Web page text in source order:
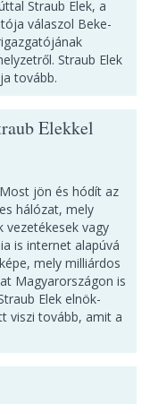
Straub Elek, a
válaszol Beke-
Straub Elek
tovább.
Elekkel
jön és hódít az
hálózat, mely
vezetékesek vagy
is internet alapúvá
mely milliárdos
Magyarországon is
Elek elnök-
viszi tovább, amit a